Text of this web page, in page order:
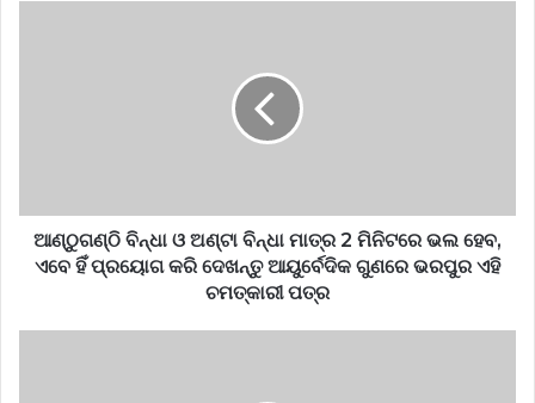
ଆଣ୍ଠୁଗଣ୍ଠି ବିନ୍ଧା ଓ ଅଣ୍ଟା ବିନ୍ଧା ମାତ୍ର 2 ମିନିଟରେ ଭଲ ହେବ,
ଏବେ ହିଁ ପ୍ରୟୋଗ କରି ଦେଖନ୍ତୁ ଆୟୁର୍ବେଦିକ ଗୁଣରେ ଭରପୁର ଏହି
ଚମତ୍କାରୀ ପତ୍ର